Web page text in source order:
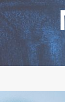
Skip
to
main